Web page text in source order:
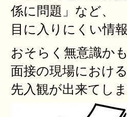
係に問題」など、
目に入りにくい情
おそらく無意識か
面接の現場におけ
先入観が出来てし